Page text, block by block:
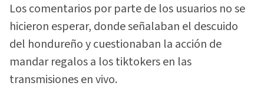
Los comentarios por parte de los usuarios no se
hicieron esperar, donde señalaban el descuido
del hondureño y cuestionaban la acción de
mandar regalos a los tiktokers en las
transmisiones en vivo.